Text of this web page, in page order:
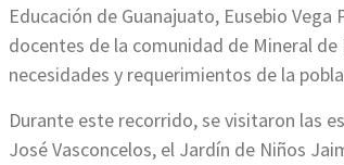
Educación de Guanajuato, Eusebio
docentes de la comunidad de Mineral
necesidades y requerimientos de la
Durante este recorrido, se visitaron las
José Vasconcelos, el Jardín de Niños